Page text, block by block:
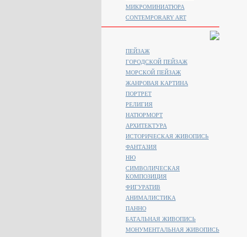
МИКРОМИНИАТЮРА
CONTEMPORARY ART
ПЕЙЗАЖ
ГОРОДСКОЙ ПЕЙЗАЖ
МОРСКОЙ ПЕЙЗАЖ
ЖАНРОВАЯ КАРТИНА
ПОРТРЕТ
РЕЛИГИЯ
НАТЮРМОРТ
АРХИТЕКТУРА
ИСТОРИЧЕСКАЯ ЖИВОПИСЬ
ФАНТАЗИЯ
НЮ
СИМВОЛИЧЕСКАЯ
КОМПОЗИЦИЯ
ФИГУРАТИВ
АНИМАЛИСТИКA
ПАННО
БАТАЛЬНАЯ ЖИВОПИСЬ
МОНУМЕНТАЛЬНАЯ ЖИВОПИСЬ